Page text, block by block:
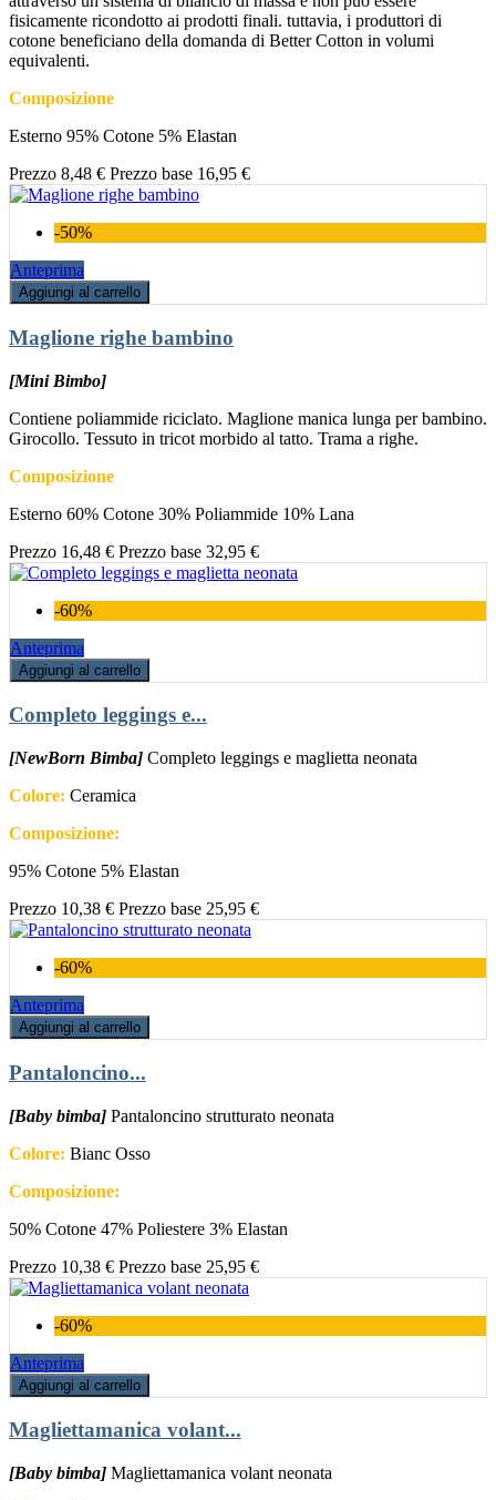
fisicamente ricondotto ai prodotti finali. tuttavia, i produttori di
cotone beneficiano della domanda di Better Cotton in volumi
equivalenti.
Composizione
Esterno 95% Cotone 5% Elastan
Prezzo 8,48 € Prezzo base 16,95 €
-50%
Anteprima
Aggiungi al carrello
Maglione righe bambino
[Mini Bimbo]
Contiene poliammide riciclato. Maglione manica lunga per bambino.
Girocollo. Tessuto in tricot morbido al tatto. Trama a righe.
Composizione
Esterno 60% Cotone 30% Poliammide 10% Lana
Prezzo 16,48 € Prezzo base 32,95 €
-60%
Anteprima
Aggiungi al carrello
Completo leggings e...
[NewBorn Bimba] Completo leggings e maglietta neonata
Colore: Ceramica
Composizione:
95% Cotone 5% Elastan
Prezzo 10,38 € Prezzo base 25,95 €
-60%
Anteprima
Aggiungi al carrello
Pantaloncino...
[Baby bimba] Pantaloncino strutturato neonata
Colore: Bianc Osso
Composizione:
50% Cotone 47% Poliestere 3% Elastan
Prezzo 10,38 € Prezzo base 25,95 €
-60%
Anteprima
Aggiungi al carrello
Magliettamanica volant...
[Baby bimba] Magliettamanica volant neonata